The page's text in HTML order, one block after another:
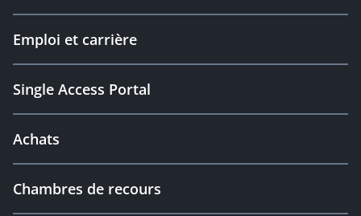
Emploi et carrière
Single Access Portal
Achats
Chambres de recours